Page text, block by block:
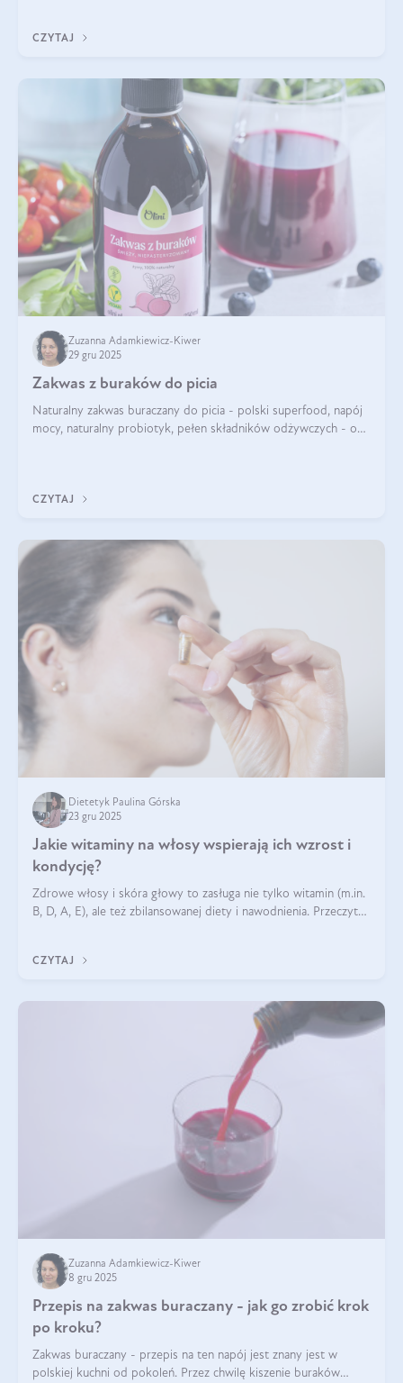
CZYTAJ
Zuzanna Adamkiewicz-Kiwer
29 gru 2025
Zakwas z buraków do picia
Naturalny zakwas buraczany do picia - polski superfood, napój
mocy, naturalny probiotyk, pełen składników odżywczych - o
CZYTAJ
Dietetyk Paulina Górska
23 gru 2025
Jakie witaminy na włosy wspierają ich wzrost i
kondycję?
Zdrowe włosy i skóra głowy to zasługa nie tylko witamin (m.in.
B, D, A, E), ale też zbilansowanej diety i nawodnienia. Przeczytaj
CZYTAJ
Zuzanna Adamkiewicz-Kiwer
8 gru 2025
Przepis na zakwas buraczany - jak go zrobić krok
po kroku?
Zakwas buraczany - przepis na ten napój jest znany jest w
polskiej kuchni od pokoleń. Przez chwilę kiszenie buraków